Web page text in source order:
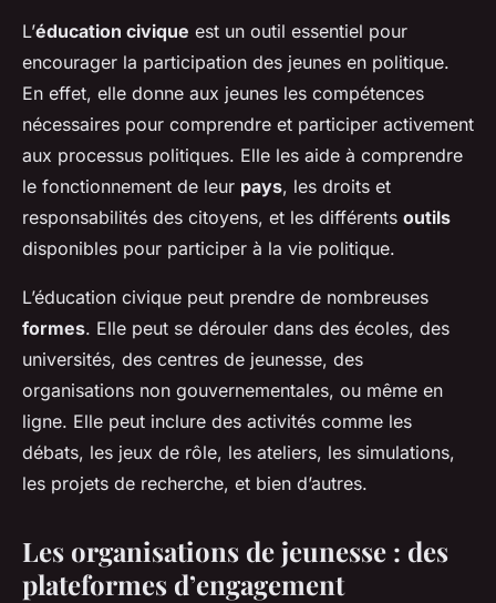
L’éducation civique est un outil essentiel pour
encourager la participation des jeunes en politique.
En effet, elle donne aux jeunes les compétences
nécessaires pour comprendre et participer activement
aux processus politiques. Elle les aide à comprendre
le fonctionnement de leur pays, les droits et
responsabilités des citoyens, et les différents outils
disponibles pour participer à la vie politique.
L’éducation civique peut prendre de nombreuses
formes. Elle peut se dérouler dans des écoles, des
universités, des centres de jeunesse, des
organisations non gouvernementales, ou même en
ligne. Elle peut inclure des activités comme les
débats, les jeux de rôle, les ateliers, les simulations,
les projets de recherche, et bien d’autres.
Les organisations de jeunesse : des
plateformes d’engagement